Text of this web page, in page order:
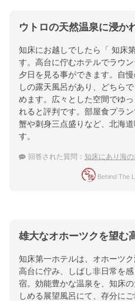
ウトロの天然温泉に浸か
知床にお越しでしたら「 知床
す。高台に佇むホテルでラウ
夕日を見る事ができます。自
しの露天風呂があり、どちら
めます。広々とした空間でゆ
れると評判です。部屋食プラ
蟹や刺身三点盛りなど、北海
す。
回答された質問： 知床にあり海
Behind The
雄大なオホーツクを望む
知床第一ホテルは、オホーツ
高台に佇み、しばし非日常を
宿。効能豊かな温泉を、知床
しめる展望風呂にて、存分に